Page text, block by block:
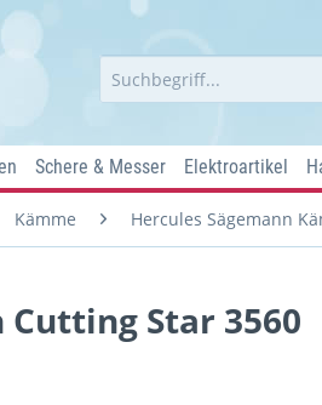
Schere & Messer Elektroartikel
Kämme Hercules Sägemann
Cutting Star 3560